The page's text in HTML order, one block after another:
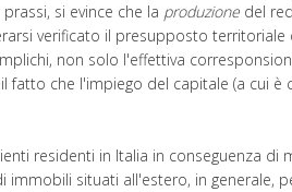
si evince che la produzione del
verificato il presupposto territoriale
non solo l'effettiva
fatto che l'impiego del capitale (a cui è
residenti in Italia in conseguenza di
situati all'estero, in generale,